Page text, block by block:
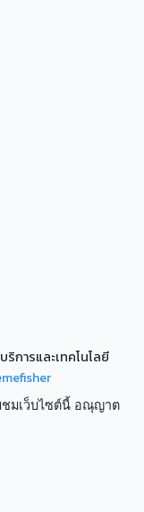
การและเทคโนโลยี
ชมเว็บไซต์นี้ อณุญาต